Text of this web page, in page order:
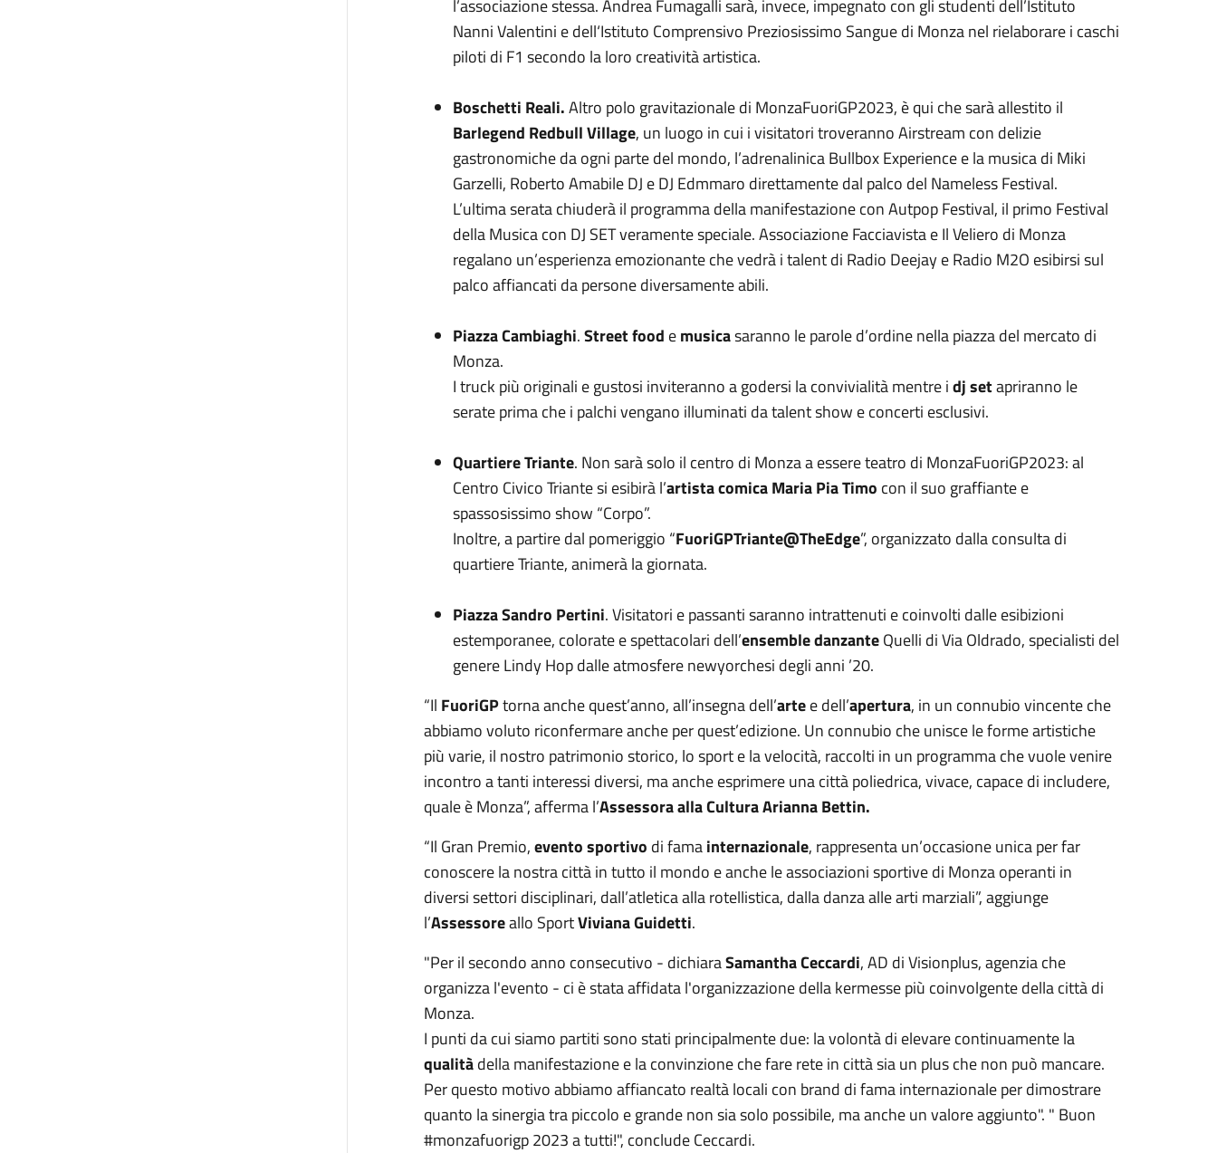
l’associazione stessa. Andrea Fumagalli sarà, invece, impegnato con gli studenti dell’Istituto
Nanni Valentini e dell‘Istituto Comprensivo Preziosissimo Sangue di Monza nel rielaborare i caschi
piloti di F1 secondo la loro creatività artistica.
Boschetti Reali.Altro polo gravitazionale di MonzaFuoriGP2023, è qui che sarà allestito il
Barlegend Redbull Village, un luogo in cui i visitatori troveranno Airstream con delizie
gastronomiche da ogni parte del mondo, l’adrenalinica Bullbox Experience e la musica di Miki
Garzelli, Roberto Amabile DJ e DJ Edmmaro direttamente dal palco del Nameless Festival.
L’ultima serata chiuderà il programma della manifestazione con Autpop Festival, il primo Festival
della Musica con DJ SET veramente speciale. Associazione Facciavista e Il Veliero di Monza
regalano un’esperienza emozionante che vedrà i talent di Radio Deejay e Radio M2O esibirsi sul
palco affiancati da persone diversamente abili.
Piazza Cambiaghi.Street food emusicasaranno le parole d’ordine nella piazza del mercato di
Monza.
I truck più originali e gustosi inviteranno a godersi la convivialità mentre idj setapriranno le
serate prima che i palchi vengano illuminati da talent show e concerti esclusivi.
Quartiere Triante. Non sarà solo il centro di Monza a essere teatro di MonzaFuoriGP2023: al
Centro Civico Triante si esibirà l’artista comicaMaria Pia Timo con il suo graffiante e
spassosissimo show “Corpo”.
Inoltre, a partire dal pomeriggio “FuoriGPTriante@TheEdge”, organizzato dalla consulta di
quartiere Triante, animerà la giornata.
Piazza Sandro Pertini. Visitatori e passanti saranno intrattenuti e coinvolti dalle esibizioni
estemporanee, colorate e spettacolari dell’ensemble danzanteQuelli di Via Oldrado, specialisti del
genere Lindy Hop dalle atmosfere newyorchesi degli anni ’20.
“Il FuoriGPtorna anche quest’anno, all’insegna dell’artee dell’apertura, in un connubio vincente che
abbiamo voluto riconfermare anche per quest’edizione. Un connubio che unisce le forme artistiche
più varie, il nostro patrimonio storico, lo sport e la velocità, raccolti in un programma che vuole venire
incontro a tanti interessi diversi, ma anche esprimere una città poliedrica, vivace, capace di includere,
quale è Monza”, afferma l’Assessora alla Cultura Arianna Bettin.
“Il Gran Premio,evento sportivo di famainternazionale, rappresenta un’occasione unica per far
conoscere la nostra città in tutto il mondo e anche le associazioni sportive di Monza operanti in
diversi settori disciplinari, dall’atletica alla rotellistica, dalla danza alle arti marziali”, aggiunge
l’Assessoreallo SportViviana Guidetti.
"Per il secondo anno consecutivo - dichiaraSamantha Ceccardi, AD di Visionplus, agenzia che
organizza l'evento - ci è stata affidata l'organizzazione della kermesse più coinvolgente della città di
Monza.
I punti da cui siamo partiti sono stati principalmente due: la volontà di elevare continuamente la
qualitàdella manifestazione e la convinzione che fare rete in città sia un plus che non può mancare.
Per questo motivo abbiamo affiancato realtà locali con brand di fama internazionale per dimostrare
quanto la sinergia tra piccolo e grande non sia solo possibile, ma anche un valore aggiunto". " Buon
#monzafuorigp 2023 a tutti!", conclude Ceccardi.